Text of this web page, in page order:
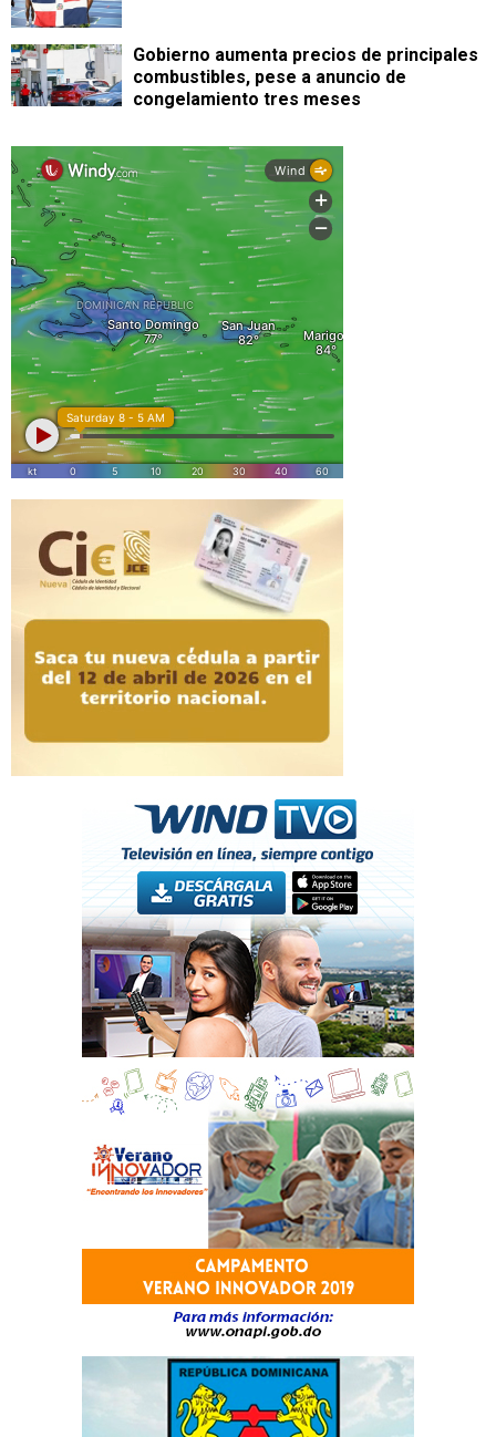
Gobierno aumenta precios de principales
combustibles, pese a anuncio de
congelamiento tres meses